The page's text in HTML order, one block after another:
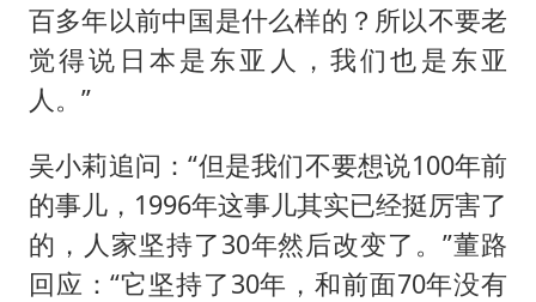
百多年以前中国是什么样的？所以不要老
觉得说日本是东亚人，我们也是东亚
人。”
吴小莉追问：“但是我们不要想说100年前
的事儿，1996年这事儿其实已经挺厉害了
的，人家坚持了30年然后改变了。”董路
回应：“它坚持了30年，和前面70年没有